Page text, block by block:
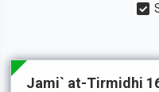
Jami` at-Tirmidhi